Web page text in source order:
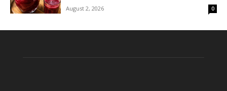
August 2, 2026 0